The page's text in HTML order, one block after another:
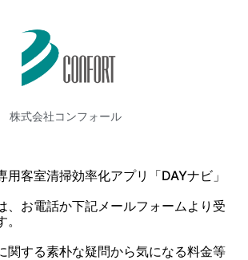
株式会社コンフォール
用客室清掃効率化アプリ「DAYナビ」
、お電話か下記メールフォームより受
関する素朴な疑問から気になる料金等